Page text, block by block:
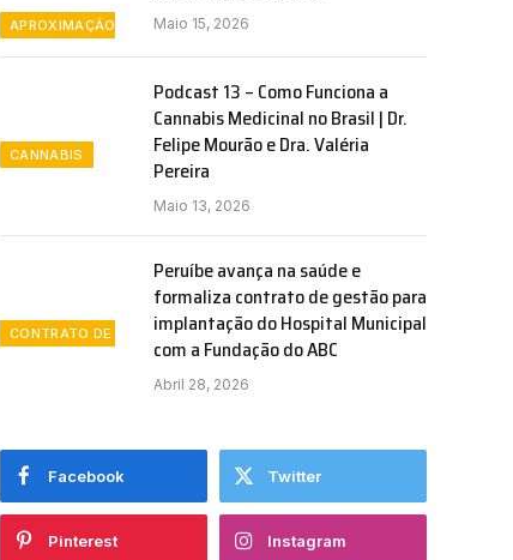
APROXIMAÇÃO Maio 15, 2026
CANNABIS
Podcast 13 – Como Funciona a
Cannabis Medicinal no Brasil | Dr.
Felipe Mourão e Dra. Valéria
Pereira
Maio 13, 2026
CONTRATO DE GESTÃO
Peruíbe avança na saúde e
formaliza contrato de gestão para
implantação do Hospital Municipal
com a Fundação do ABC
Abril 28, 2026
Facebook Twitter
Pinterest Instagram